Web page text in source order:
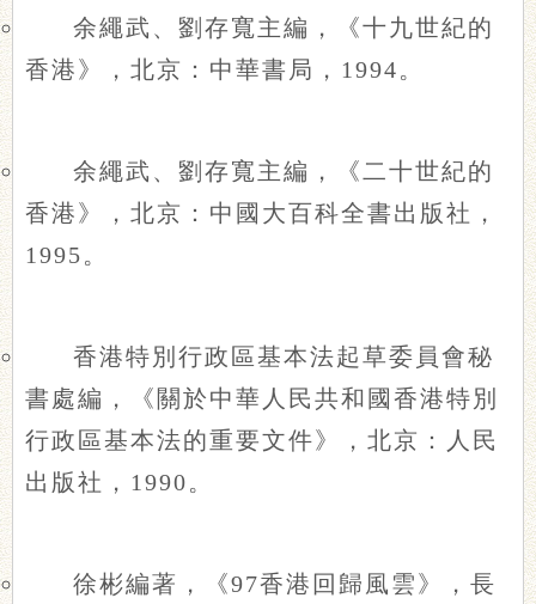
余繩武、劉存寬主編，《十九世紀的
香港》，北京：中華書局，1994。
余繩武、劉存寬主編，《二十世紀的
香港》，北京：中國大百科全書出版社，
1995。
香港特別行政區基本法起草委員會秘
書處編，《關於中華人民共和國香港特別
行政區基本法的重要文件》，北京：人民
出版社，1990。
徐彬編著，《97香港回歸風雲》，長